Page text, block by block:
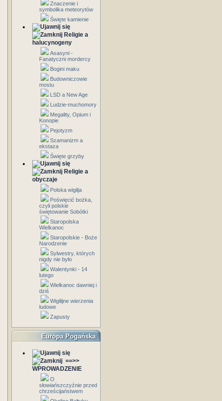
Znaczenie i
symbolika meteorytów
Święte kamienie
Religie a
halucynogeny
Asasyni -
Fanatyczni mordercy
Bogini maku
Budowniczowie
mostu
LSD a New Age
Ludzie-muchomory
Megality, Opium i
Konopie
Pejotyzm
Szamanizm a
ekstaza
Święte grzyby
Religie a
obyczaje
Polska wigilja
Poświęcić bożka,
czyli polskie
świętowanie Sobótki
Staropolska
Wielkanoc
Staropolskie - Boże
Narodzenie
Sylwestry, których
nigdy nie było
Walentynki - 14
lutego
Wielkanoc dawniej i
dziś
Wigilijne wierzenia
ludowe
Zapusty
Europa Pogańska
==>>
WPROWADZENIE
O
słowiańszczyźnie przed
chrześcijaństwem